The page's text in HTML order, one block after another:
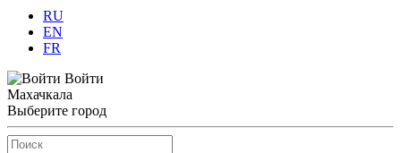
RU
EN
FR
Войти
Махачкала
Выберите город